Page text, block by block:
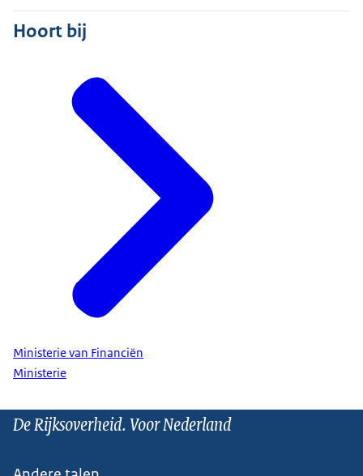
Hoort bij
Ministerie van Financiën
Ministerie
De Rijksoverheid. Voor Nederland